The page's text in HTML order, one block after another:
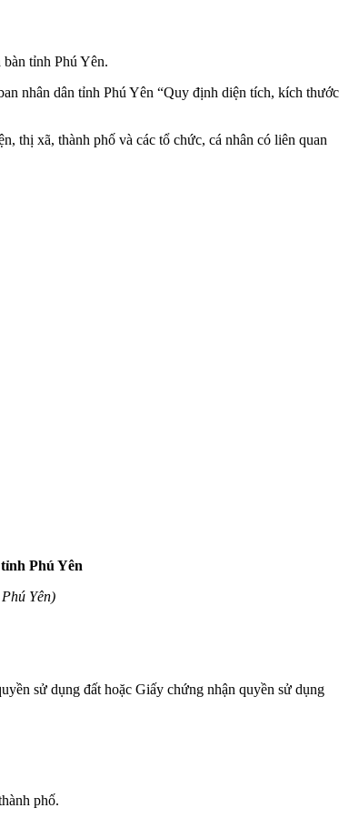
tỉnh Phú Yên.
nhân dân tỉnh Phú Yên “Quy định diện tích, kích thước
thị xã, thành phố và các tổ chức, cá nhân có liên quan
Phú Yên
Yên)
sử dụng đất hoặc Giấy chứng nhận quyền sử dụng
phố.